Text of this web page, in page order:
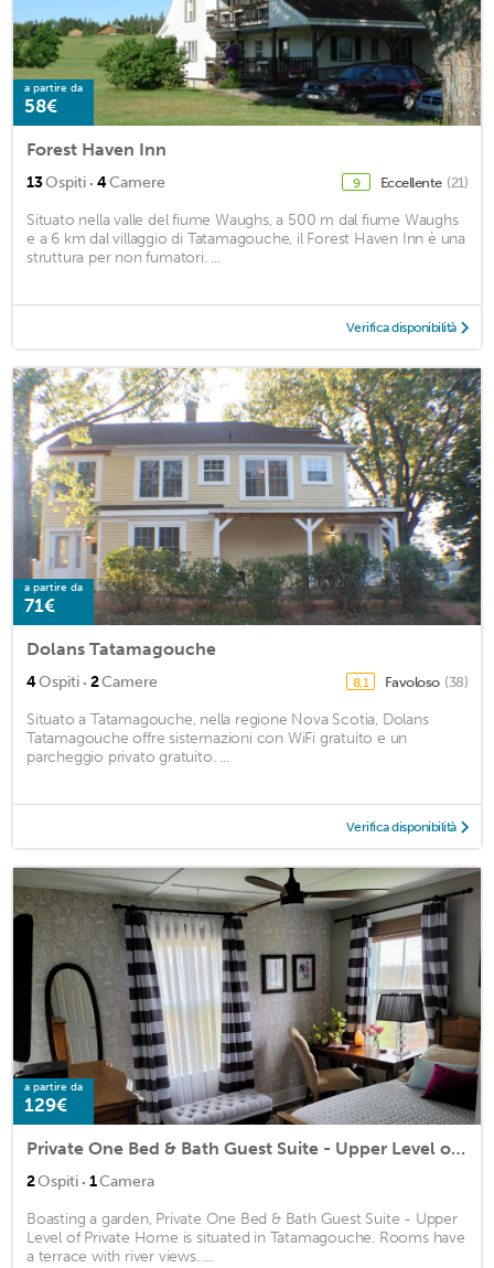
a partire da
58€
Forest Haven Inn
13Ospiti · 4Camere 9 Eccellente (21)
Situato nella valle del fiume Waughs, a 500 m dal fiume Waughs
e a 6 km dal villaggio di Tatamagouche, il Forest Haven Inn è una
struttura per non fumatori. ...
Verifica disponibilità
a partire da
71€
Dolans Tatamagouche
4Ospiti · 2Camere 8,1 Favoloso (38)
Situato a Tatamagouche, nella regione Nova Scotia, Dolans
Tatamagouche offre sistemazioni con WiFi gratuito e un
parcheggio privato gratuito. ...
Verifica disponibilità
a partire da
129€
Private One Bed & Bath Guest Suite - Upper Level of Private Home
2Ospiti · 1Camera
Boasting a garden, Private One Bed & Bath Guest Suite - Upper
Level of Private Home is situated in Tatamagouche. Rooms have
a terrace with river views. ...